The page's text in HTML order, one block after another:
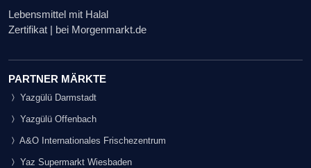
Lebensmittel mit Halal
Zertifikat | bei Morgenmarkt.de
PARTNER MÄRKTE
Yazgülü Darmstadt
Yazgülü Offenbach
A&O Internationales Frischezentrum
Yaz Supermarkt Wiesbaden